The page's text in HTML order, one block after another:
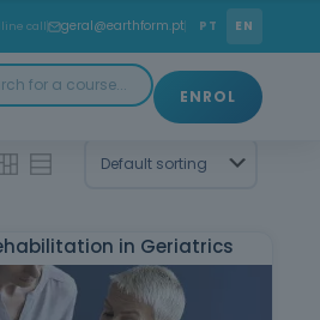
call geral@earthform.pt PT EN
ENROL
in Geriatrics